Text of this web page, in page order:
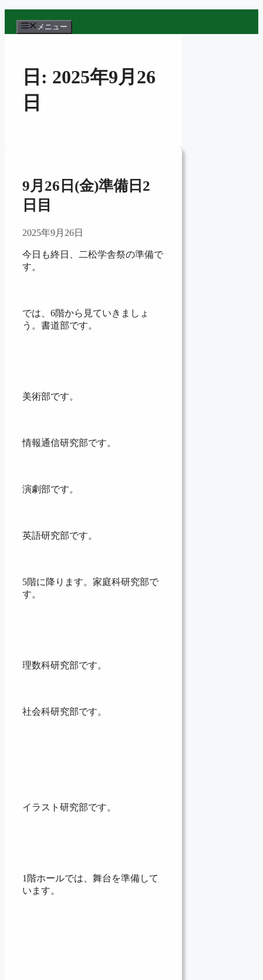
メニュー
日: 2025年9月26
日
9月26日(金)準備日2
日目
2025年9月26日
今日も終日、二松学舎祭の準備で
す。
では、6階から見ていきましょ
う。書道部です。
美術部です。
情報通信研究部です。
演劇部です。
英語研究部です。
5階に降ります。家庭科研究部で
す。
理数科研究部です。
社会科研究部です。
イラスト研究部です。
1階ホールでは、舞台を準備して
います。